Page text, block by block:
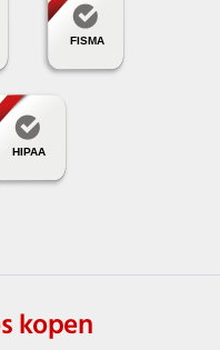
FISMA
HIPAA
kopen